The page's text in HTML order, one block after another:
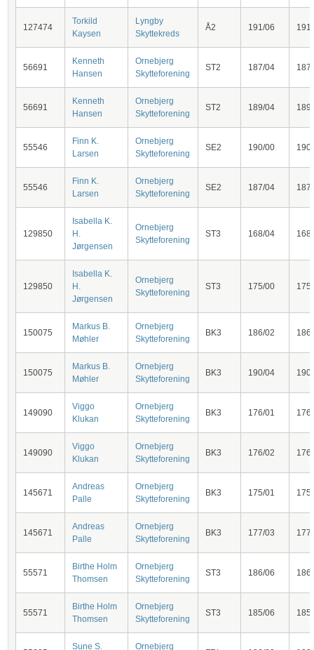
127474
Torkild
Kaysen
Lyngby
Skyttekreds
Å2 191/06 191
56691
Kenneth
Hansen
Ornebjerg
Skytteforening
ST2 187/04 187
56691
Kenneth
Hansen
Ornebjerg
Skytteforening
ST2 189/04 189
55546
Finn K.
Larsen
Ornebjerg
Skytteforening
SE2 190/00 190
55546
Finn K.
Larsen
Ornebjerg
Skytteforening
SE2 187/04 187
129850
Isabella K.
H.
Jørgensen
Ornebjerg
Skytteforening
ST3 168/04 168
129850
Isabella K.
H.
Jørgensen
Ornebjerg
Skytteforening
ST3 175/00 175
150075
Markus B.
Møhler
Ornebjerg
Skytteforening
BK3 186/02 186
150075
Markus B.
Møhler
Ornebjerg
Skytteforening
BK3 190/04 190
149090
Viggo
Klukan
Ornebjerg
Skytteforening
BK3 176/01 176
149090
Viggo
Klukan
Ornebjerg
Skytteforening
BK3 176/02 176
145671
Andreas
Palle
Ornebjerg
Skytteforening
BK3 175/01 175
145671
Andreas
Palle
Ornebjerg
Skytteforening
BK3 177/03 177
55571
Birthe Holm
Thomsen
Ornebjerg
Skytteforening
ST3 186/06 186
55571
Birthe Holm
Thomsen
Ornebjerg
Skytteforening
ST3 185/06 185
Sune S.
Ornebjerg